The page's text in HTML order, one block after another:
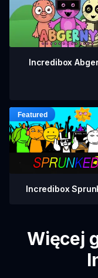
Incredibox
Incredibox
Więcej